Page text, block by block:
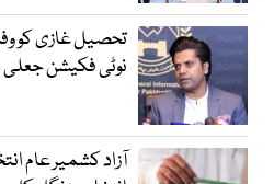
تحصیل غازی کو
نوٹی فکیشن
آزاد کشمیر عام